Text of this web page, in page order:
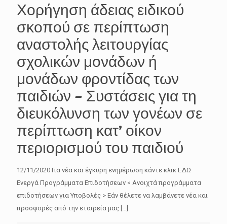
Χορήγηση άδειας ειδικού
σκοπού σε περίπτωση
αναστολής λειτουργίας
σχολικών μονάδων ή
μονάδων φροντίδας των
παιδιών – Συστάσεις για τη
διευκόλυνση των γονέων σε
περίπτωση κατ’ οίκον
περιορισμού του παιδιού
12/11/2020 Για νέα και έγκυρη ενημέρωση κάντε κλικ ΕΔΩ
Ενεργά Προγράμματα Επιδοτήσεων < Ανοιχτά προγράμματα
επιδοτήσεων για Υποβολές > Εάν θέλετε να λαμβάνετε νέα και
προσφορές από την εταιρεία μας […]